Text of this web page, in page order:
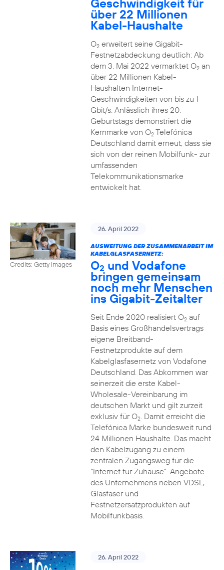
Geschwindigkeit für
über 22 Millionen
Kabel-Haushalte
O2erweitert seine Gigabit-
Festnetzabdeckung deutlich: Ab
dem 3. Mai 2022 vermarktet O2an
über 22 Millionen Kabel-
Haushalten Internet-
Geschwindigkeiten von bis zu 1
Gbit/s. Anlässlich ihres 20.
Geburtstags demonstriert die
Kernmarke von O2Telefónica
Deutschland damit erneut, dass sie
sich von der reinen Mobilfunk- zur
umfassenden
Telekommunikationsmarke
entwickelt hat.
Credits: Getty Images
26. April 2022
AUSWEITUNG DER ZUSAMMENARBEIT IM
KABELGLASFASERNETZ:
O2 und Vodafone
bringen gemeinsam
noch mehr Menschen
ins Gigabit-Zeitalter
Seit Ende 2020 realisiert O2auf
Basis eines Großhandelsvertrags
eigene Breitband-
Festnetzprodukte auf dem
Kabelglasfasernetz von Vodafone
Deutschland. Das Abkommen war
seinerzeit die erste Kabel-
Wholesale-Vereinbarung im
deutschen Markt und gilt zurzeit
exklusiv für O2. Damit erreicht die
Telefónica Marke bundesweit rund
24 Millionen Haushalte. Das macht
den Kabelzugang zu einem
zentralen Zugangsweg für die
“Internet für Zuhause”-Angebote
des Unternehmens neben VDSL,
Glasfaser und
Festnetzersatzprodukten auf
Mobilfunkbasis.
26. April 2022